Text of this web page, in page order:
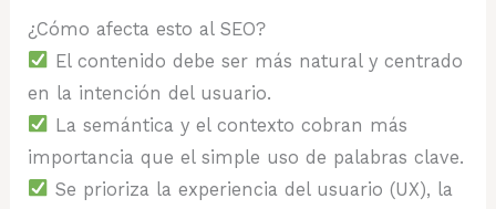
¿Cómo afecta esto al SEO?
El contenido debe ser más natural y centrado
en la intención del usuario.
La semántica y el contexto cobran más
importancia que el simple uso de palabras clave.
Se prioriza la experiencia del usuario (UX), la